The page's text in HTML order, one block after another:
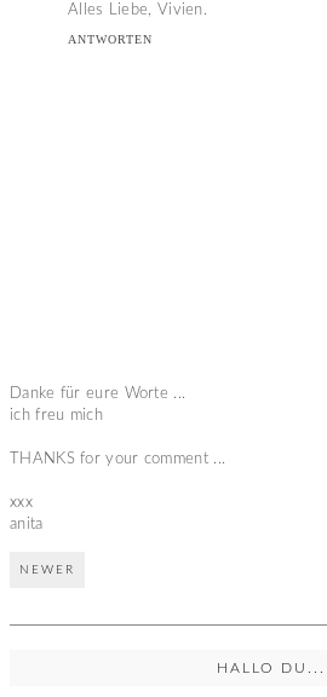
Alles Liebe, Vivien.
ANTWORTEN
Danke für eure Worte ...
ich freu mich
THANKS for your comment ...
xxx
anita
NEWER
HALLO DU...